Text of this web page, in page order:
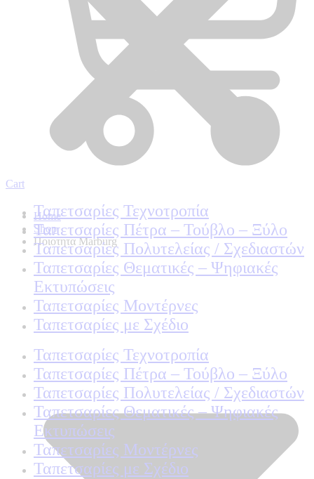
Home
Shop
Ποιοτητα Marburg
Cart
Ταπετσαρίες Τεχνοτροπία
Ταπετσαρίες Πέτρα – Τούβλο – Ξύλο
Ταπετσαρίες Πολυτελείας / Σχεδιαστών
Ταπετσαρίες Θεματικές – Ψηφιακές
Εκτυπώσεις
Ταπετσαρίες Μοντέρνες
Ταπετσαρίες με Σχέδιο
Ταπετσαρίες Τεχνοτροπία
Ταπετσαρίες Πέτρα – Τούβλο – Ξύλο
Ταπετσαρίες Πολυτελείας / Σχεδιαστών
Ταπετσαρίες Θεματικές – Ψηφιακές
Εκτυπώσεις
Ταπετσαρίες Μοντέρνες
Ταπετσαρίες με Σχέδιο